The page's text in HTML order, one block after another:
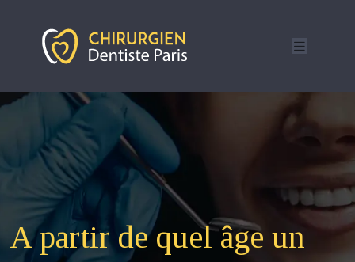
A partir de quel âge un